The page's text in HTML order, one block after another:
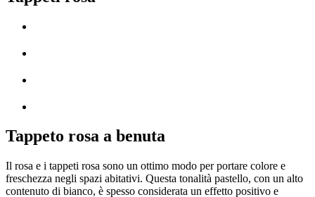
Tappeto rosa a benuta
Il rosa e i tappeti rosa sono un ottimo modo per portare colore e
freschezza negli spazi abitativi. Questa tonalità pastello, con un alto
contenuto di bianco, è spesso considerata un effetto positivo e